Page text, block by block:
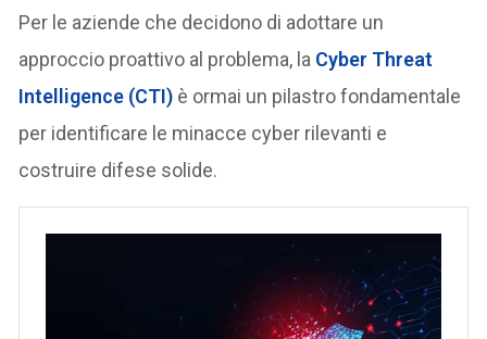
Per le aziende che decidono di adottare un
approccio proattivo al problema, la Cyber Threat
Intelligence (CTI) è ormai un pilastro fondamentale
per identificare le minacce cyber rilevanti e
costruire difese solide.